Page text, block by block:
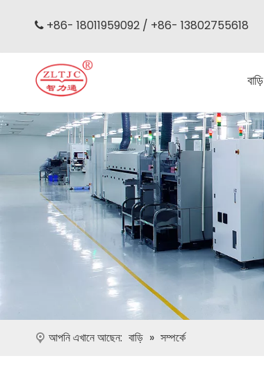
 +86- 18011959092 / +86- 13802755618
বাড়ি
আপনি এখানে আছেন: বাড়ি » সম্পর্কে